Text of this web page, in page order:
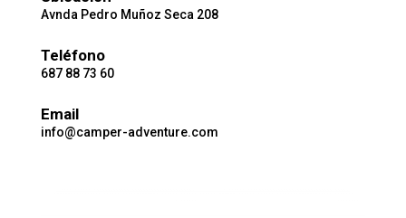
Avnda Pedro Muñoz Seca 208
Teléfono
687 88 73 60
Email
info@camper-adventure.com